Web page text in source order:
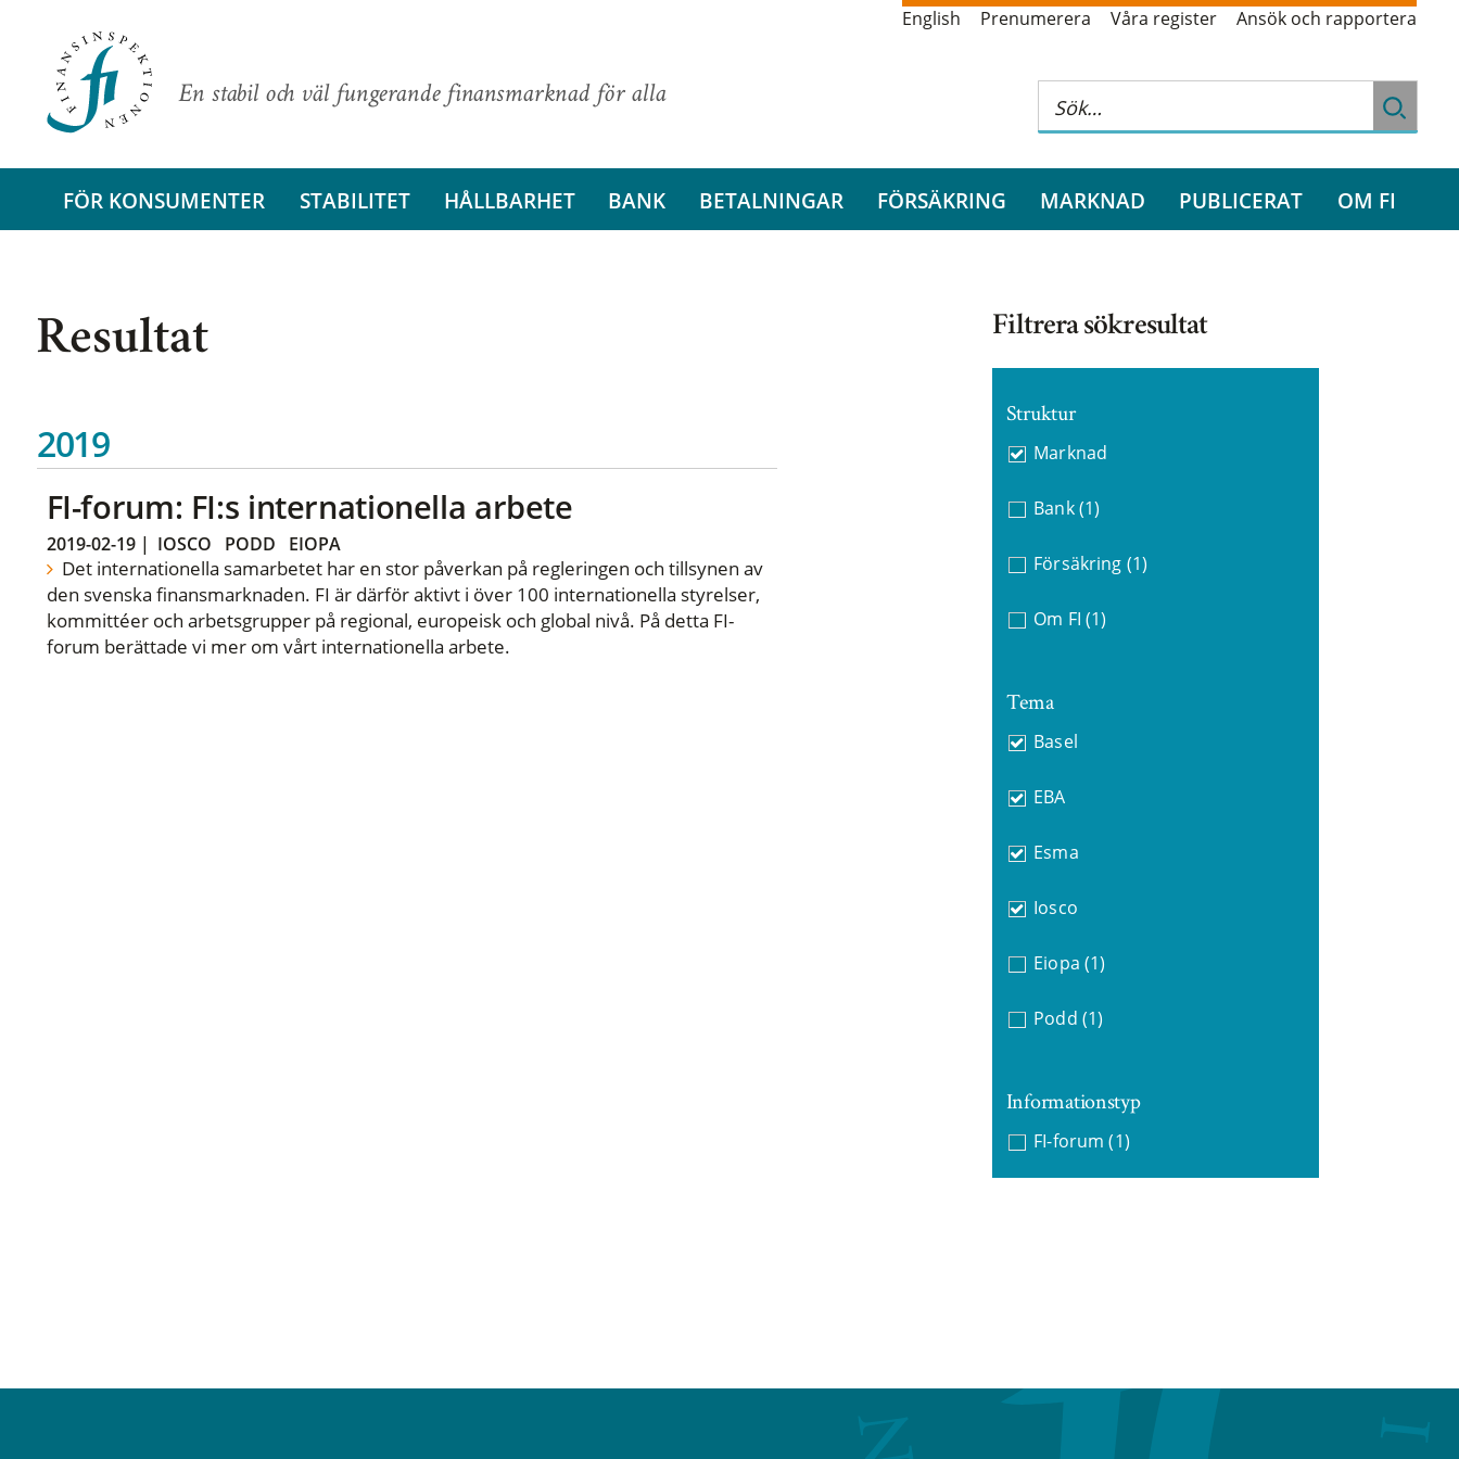
En stabil och väl fungerande finansmarknad för alla
English Prenumerera Våra register Ansök och rapportera
FÖR KONSUMENTER STABILITET HÅLLBARHET BANK BETALNINGAR FÖRSÄKRING MARKNAD PUBLICERAT OM FI
Resultat
2019
FI-forum: FI:s internationella arbete
2019-02-19| IOSCO PODD EIOPA
Det internationella samarbetet har en stor påverkan på regleringen och tillsynen av
den svenska finansmarknaden. FI är därför aktivt i över 100 internationella styrelser,
kommittéer och arbetsgrupper på regional, europeisk och global nivå. På detta FI-
forum berättade vi mer om vårt internationella arbete.
Filtrera sökresultat
Struktur
Marknad
Bank (1)
Försäkring (1)
Om FI (1)
Tema
Basel
EBA
Esma
Iosco
Eiopa (1)
Podd (1)
Informationstyp
FI-forum (1)